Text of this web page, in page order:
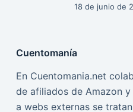
18 de junio de
Cuentomanía
En Cuentomania.net
de afiliados de Amazon
a webs externas se